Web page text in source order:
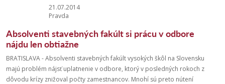
21.07.2014
Pravda
Absolventi stavebných fakúlt si prácu v odbore
nájdu len obtiažne
BRATISLAVA - Absolventi stavebných fakúlt vysokých škôl na Slovensku
majú problém nájsť uplatnenie v odbore, ktorý v posledných rokoch z
dôvodu krízy znižoval počty zamestnancov. Mnohí sú preto nútení